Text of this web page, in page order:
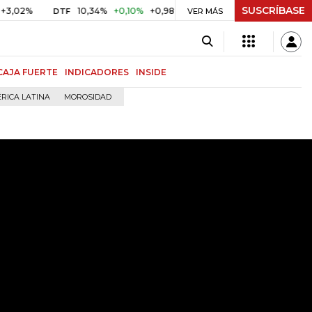
DTF 10,34% +0,10% +0,98% UVR $ 416,86 +$ 0,05 +0,01%
VER MÁS SUSCRÍBASE
FUERTE INDICADORES INSIDE
LATINA MOROSIDAD